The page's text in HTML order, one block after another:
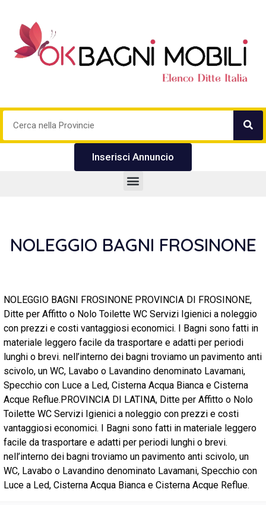
Inserisci Annuncio
NOLEGGIO BAGNI FROSINONE
NOLEGGIO BAGNI FROSINONE PROVINCIA DI FROSINONE,
Ditte per Affitto o Nolo Toilette WC Servizi Igienici a noleggio
con prezzi e costi vantaggiosi economici. I Bagni sono fatti in
materiale leggero facile da trasportare e adatti per periodi
lunghi o brevi. nell’interno dei bagni troviamo un pavimento anti
scivolo, un WC, Lavabo o Lavandino denominato Lavamani,
Specchio con Luce a Led, Cisterna Acqua Bianca e Cisterna
Acque Reflue.PROVINCIA DI LATINA, Ditte per Affitto o Nolo
Toilette WC Servizi Igienici a noleggio con prezzi e costi
vantaggiosi economici. I Bagni sono fatti in materiale leggero
facile da trasportare e adatti per periodi lunghi o brevi.
nell’interno dei bagni troviamo un pavimento anti scivolo, un
WC, Lavabo o Lavandino denominato Lavamani, Specchio con
Luce a Led, Cisterna Acqua Bianca e Cisterna Acque Reflue.